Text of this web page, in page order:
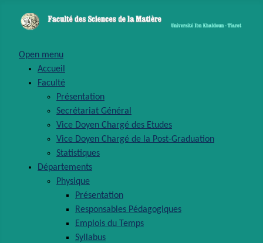
Open menu
Accueil
Faculté
Présentation
Secrétariat Général
Vice Doyen Chargé des Etudes
Vice Doyen Chargé de la Post-Graduation
Statistiques
Départements
Physique
Présentation
Responsables Pédagogiques
Emplois du Temps
Syllabus